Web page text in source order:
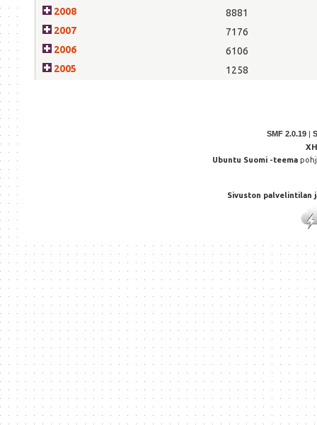
2008
8881
2007
7176
2006
6106
2005
1258
SMF 2.0.19 |
Ubuntu Suomi -teema
Sivuston palvelintilan